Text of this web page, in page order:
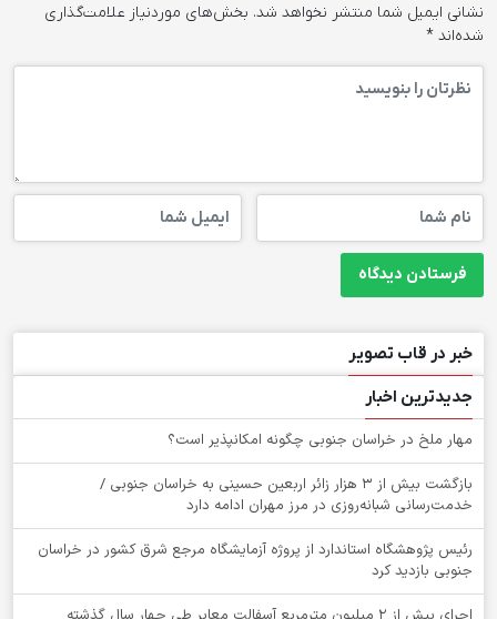
نشانی ایمیل شما منتشر نخواهد شد. بخش‌های موردنیاز علامت‌گذاری
شده‌اند *
خبر در قاب تصویر
جدیدترین اخبار
‌مهار ملخ در خراسان جنوبی چگونه امکانپذیر است؟
بازگشت بیش از ۳ هزار زائر اربعین حسینی به خراسان جنوبی /
خدمت‌رسانی شبانه‌روزی در مرز مهران ادامه دارد
رئیس پژوهشگاه استاندارد از پروژه آزمایشگاه مرجع شرق کشور در خراسان
جنوبی بازدید کرد